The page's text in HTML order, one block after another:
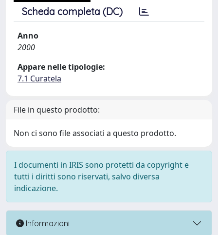
Scheda completa (DC)
Anno
2000
Appare nelle tipologie:
7.1 Curatela
File in questo prodotto:
Non ci sono file associati a questo prodotto.
I documenti in IRIS sono protetti da copyright e
tutti i diritti sono riservati, salvo diversa
indicazione.
Informazioni